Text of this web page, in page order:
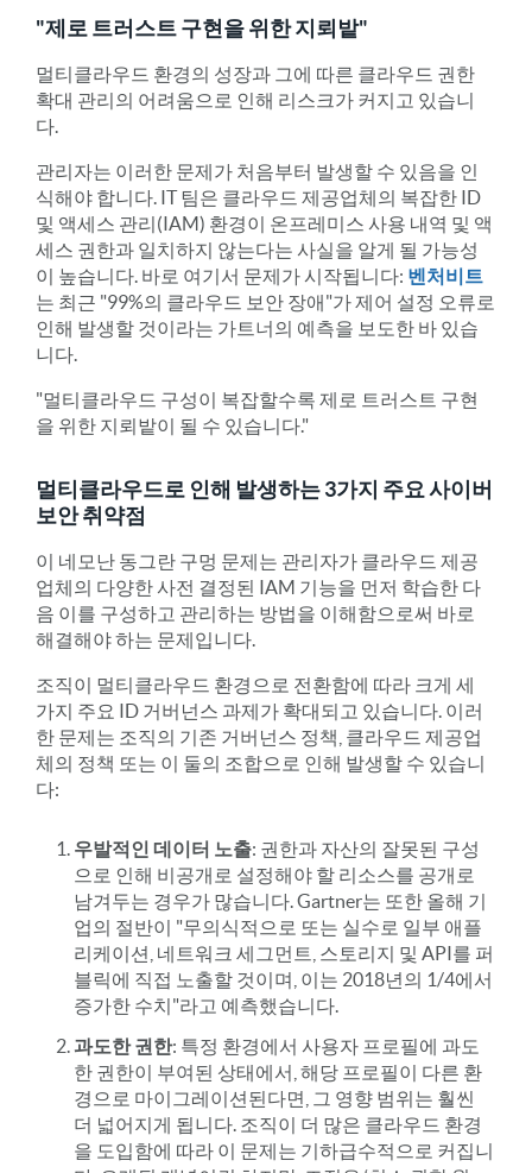
"제로 트러스트 구현을 위한 지뢰밭"
멀티클라우드 환경의 성장과 그에 따른 클라우드 권한
확대 관리의 어려움으로 인해 리스크가 커지고 있습니
다.
관리자는 이러한 문제가 처음부터 발생할 수 있음을 인
식해야 합니다. IT 팀은 클라우드 제공업체의 복잡한 ID
및 액세스 관리(IAM) 환경이 온프레미스 사용 내역 및 액
세스 권한과 일치하지 않는다는 사실을 알게 될 가능성
이 높습니다. 바로 여기서 문제가 시작됩니다: 벤처비트
는 최근 "99%의 클라우드 보안 장애"가 제어 설정 오류로
인해 발생할 것이라는 가트너의 예측을 보도한 바 있습
니다.
"멀티클라우드 구성이 복잡할수록 제로 트러스트 구현
을 위한 지뢰밭이 될 수 있습니다."
멀티클라우드로 인해 발생하는 3가지 주요 사이버
보안 취약점
이 네모난 동그란 구멍 문제는 관리자가 클라우드 제공
업체의 다양한 사전 결정된 IAM 기능을 먼저 학습한 다
음 이를 구성하고 관리하는 방법을 이해함으로써 바로
해결해야 하는 문제입니다.
조직이 멀티클라우드 환경으로 전환함에 따라 크게 세
가지 주요 ID 거버넌스 과제가 확대되고 있습니다. 이러
한 문제는 조직의 기존 거버넌스 정책, 클라우드 제공업
체의 정책 또는 이 둘의 조합으로 인해 발생할 수 있습니
다:
우발적인 데이터 노출: 권한과 자산의 잘못된 구성
으로 인해 비공개로 설정해야 할 리소스를 공개로
남겨두는 경우가 많습니다. Gartner는 또한 올해 기
업의 절반이 "무의식적으로 또는 실수로 일부 애플
리케이션, 네트워크 세그먼트, 스토리지 및 API를 퍼
블릭에 직접 노출할 것이며, 이는 2018년의 1/4에서
증가한 수치"라고 예측했습니다.
과도한 권한: 특정 환경에서 사용자 프로필에 과도
한 권한이 부여된 상태에서, 해당 프로필이 다른 환
경으로 마이그레이션된다면, 그 영향 범위는 훨씬
더 넓어지게 됩니다. 조직이 더 많은 클라우드 환경
을 도입함에 따라 이 문제는 기하급수적으로 커집니